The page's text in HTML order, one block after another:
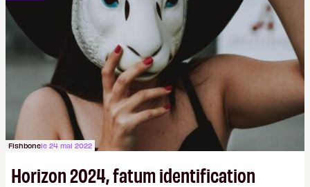
(PDF) - Crédit photo : Pexels - Tyler
Lastovich)
Fishbonele 24 mai 2022
Horizon 2024, fatum identification